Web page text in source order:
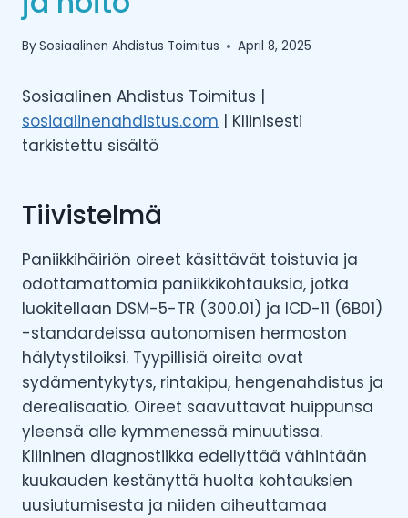
BySosiaalinen Ahdistus Toimitus April 8, 2025
Sosiaalinen Ahdistus Toimitus |
sosiaalinenahdistus.com | Kliinisesti
tarkistettu sisältö
Tiivistelmä
Paniikkihäiriön oireet käsittävät toistuvia ja
odottamattomia paniikkikohtauksia, jotka
luokitellaan DSM-5-TR (300.01) ja ICD-11 (6B01)
-standardeissa autonomisen hermoston
hälytystiloiksi. Tyypillisiä oireita ovat
sydämentykytys, rintakipu, hengenahdistus ja
derealisaatio. Oireet saavuttavat huippunsa
yleensä alle kymmenessä minuutissa.
Kliininen diagnostiikka edellyttää vähintään
kuukauden kestänyttä huolta kohtauksien
uusiutumisesta ja niiden aiheuttamaa